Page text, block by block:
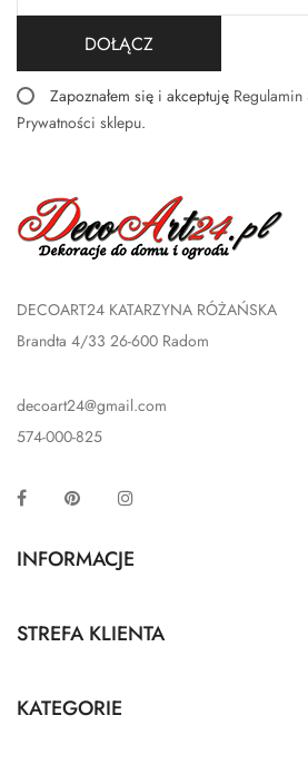
DOŁĄCZ
Zapoznałem się i akceptuję Regulamin
Prywatności sklepu.
DECOART24 KATARZYNA RÓŻAŃSKA
Brandta 4/33 26-600 Radom
decoart24@gmail.com
574-000-825
Facebook Pinterest
INFORMACJE
STREFA KLIENTA
KATEGORIE